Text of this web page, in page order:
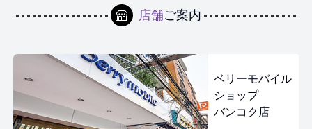
店舗ご案内
ベリーモバイル
ショップ
バンコク店